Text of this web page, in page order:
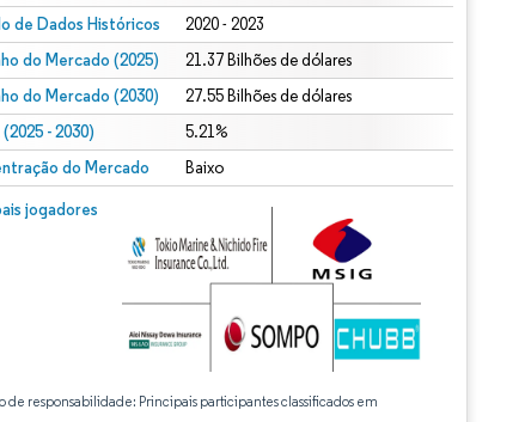
de Dados Históricos 2020 - 2023
do Mercado (2025) 21.37 Bilhões de dólares
do Mercado (2030) 27.55 Bilhões de dólares
- 2030) 5.21%
do Mercado Baixo
jogadores
de responsabilidade: Principais participantes classificados em